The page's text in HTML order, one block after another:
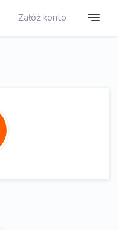
Załóż konto